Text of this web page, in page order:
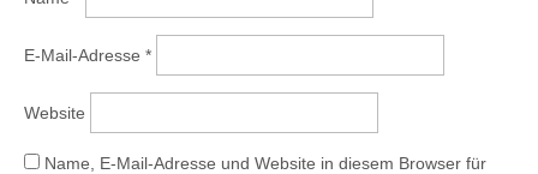
E-Mail-Adresse *
Website
Name, E-Mail-Adresse und Website in diesem Browser für